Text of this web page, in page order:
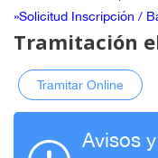
»Solicitud Inscripción /
Tramitación
Tramitar Online
Avisos y